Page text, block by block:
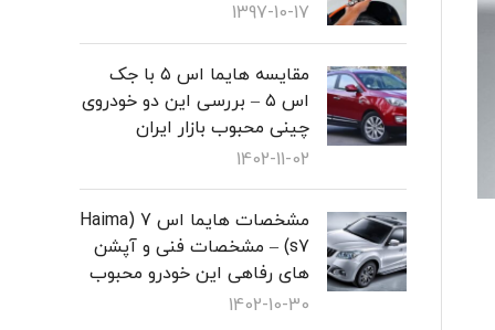
قفل درب کاپوت اچ سی کراس
1397-10-17
مقایسه هایما اس ۵ با جک
اس ۵ – بررسی این دو خودروی
چینی محبوب بازار ایران
1402-11-02
مشخصات هایما اس 7 (Haima
s7) – مشخصات فنی و آپشن
های رفاهی این خودرو محبوب
1402-10-30